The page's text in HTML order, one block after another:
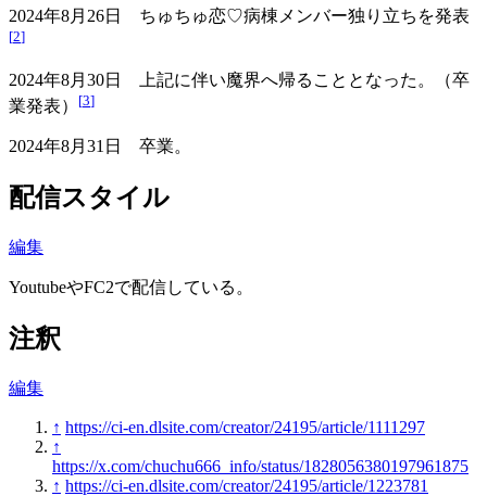
2024年8月26日 ちゅちゅ恋♡病棟メンバー独り立ちを発表
[2]
2024年8月30日 上記に伴い魔界へ帰ることとなった。（卒
業発表）
[3]
2024年8月31日 卒業。
配信スタイル
編集
YoutubeやFC2で配信している。
注釈
編集
↑ https://ci-en.dlsite.com/creator/24195/article/1111297
↑
https://x.com/chuchu666_info/status/1828056380197961875
↑ https://ci-en.dlsite.com/creator/24195/article/1223781